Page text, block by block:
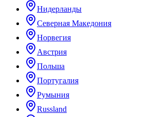
Нидерланды
Северная Македония
Норвегия
Австрия
Польша
Португалия
Румыния
Russland